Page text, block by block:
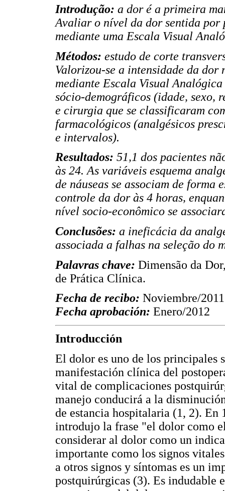
Introdução: a dor é a primeira
Avaliar o nível da dor sentida por
mediante uma Escala Visual
Métodos: estudo de corte
Valorizou-se a intensidade da dor
mediante Escala Visual
sócio-demográficos (idade, sexo,
e cirurgia que se classificaram
farmacológicos (analgésicos
e intervalos).
Resultados: 51,1 dos pacientes
às 24. As variáveis esquema
de náuseas se associam de
controle da dor às 4 horas,
nível socio-econômico se
Conclusões: a ineficácia da
associada a falhas na seleção do
Palavras chave: Dimensão da
de Prática Clínica.
Fecha de recibo: Noviembre/2011
Fecha aprobación: Enero/2012
Introducción
El dolor es uno de los principales
manifestación clínica del
vital de complicaciones
manejo conducirá a la
de estancia hospitalaria (1, 2).
introdujo la frase "el dolor como
considerar al dolor como un
importante como los signos
a otros signos y síntomas es un
postquirúrgicas (3). Es indudable